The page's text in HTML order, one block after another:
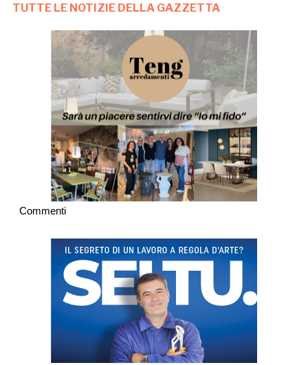
TUTTE LE NOTIZIE DELLA GAZZETTA
Commenti